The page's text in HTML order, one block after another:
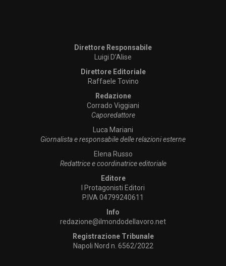
Direttore Responsabile
Luigi D’Alise
Direttore Editoriale
Raffaele Tovino
Redazione
Corrado Viggiani
Caporedattore
Luca Mariani
Giornalista e responsabile delle relazioni esterne
Elena Russo
Redattrice e coordinatrice editoriale
Editore
I Protagonisti Editori
P.IVA 04799240611
Info
redazione@ilmondodellavoro.net
Registrazione Tribunale
Napoli Nord n. 6562/2022